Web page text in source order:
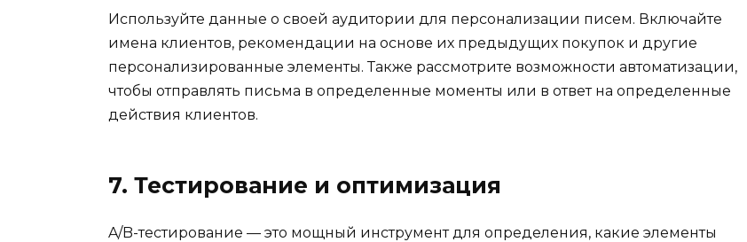
Используйте данные о своей аудитории для персонализации писем. Включайте
имена клиентов, рекомендации на основе их предыдущих покупок и другие
персонализированные элементы. Также рассмотрите возможности автоматизации,
чтобы отправлять письма в определенные моменты или в ответ на определенные
действия клиентов.
7. Тестирование и оптимизация
A/B-тестирование — это мощный инструмент для определения, какие элементы